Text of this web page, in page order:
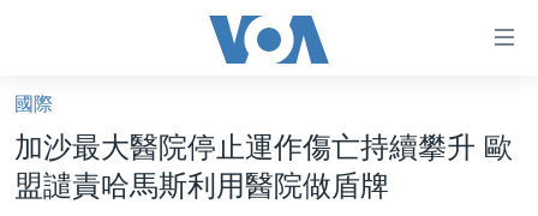
礙
鏈
接
跳
美國大選2024
國際
加沙最大醫院停止運作​​傷亡持續攀升 歐
盟譴責哈馬斯利用醫院做盾牌